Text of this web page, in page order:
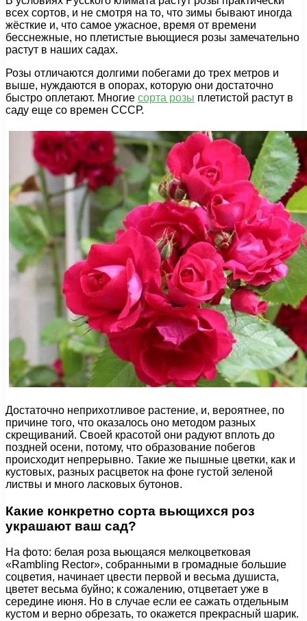
всех сортов, и не смотря на то, что зимы бывают иногда
жёсткие и, что самое ужасное, время от времени
бесснежные, но плетистые вьющиеся розы замечательно
растут в наших садах.
Розы отличаются долгими побегами до трех метров и
выше, нуждаются в опорах, которую они достаточно
быстро оплетают. Многие сорта розы плетистой растут в
саду еще со времен СССР.
Достаточно неприхотливое растение, и, вероятнее, по
причине того, что оказалось оно методом разных
скрещиваний. Своей красотой они радуют вплоть до
поздней осени, потому, что образование побегов
происходит непрерывно. Такие же пышные цветки, как и
кустовых, разных расцветок на фоне густой зеленой
листвы и много ласковых бутонов.
Какие конкретно сорта вьющихся роз
украшают ваш сад?
На фото: белая роза вьющаяся мелкоцветковая
«Rambling Rector», собранными в громадные большие
соцветия, начинает цвести первой и весьма душиста,
цветет весьма буйно; к сожалению, отцветает уже в
середине июня. Но в случае если ее сажать отдельным
кустом и верно обрезать, то окажется прекрасный шарик.